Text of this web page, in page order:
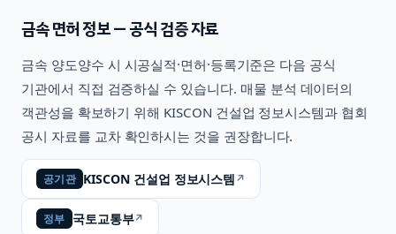
금속면허 정보 — 공식 검증 자료
금속 양도양수 시 시공실적·면허·등록기준은 다음 공식
기관에서 직접 검증하실 수 있습니다. 매물 분석 데이터의
객관성을 확보하기 위해 KISCON 건설업 정보시스템과 협회
공시 자료를 교차 확인하시는 것을 권장합니다.
공기관 KISCON 건설업 정보시스템↗
정부 국토교통부↗